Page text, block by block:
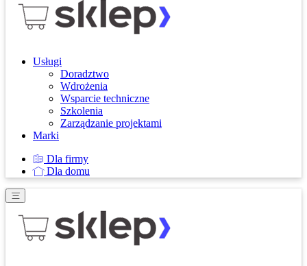
Usługi
Doradztwo
Wdrożenia
Wsparcie techniczne
Szkolenia
Zarządzanie projektami
Marki
Dla firmy
Dla domu